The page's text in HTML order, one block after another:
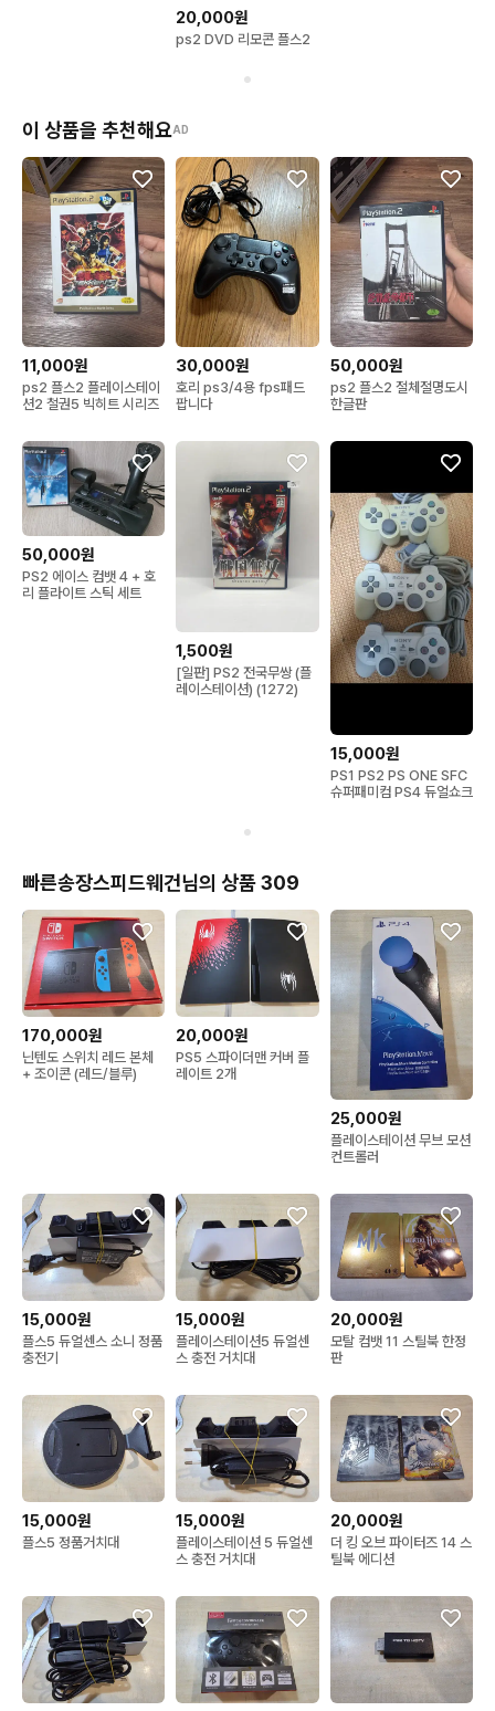
20,000원
ps2 DVD 리모콘 플스2
이 상품을 추천해요AD
11,000원
ps2 플스2 플레이스테이
션2 철권5 빅히트 시리즈
30,000원
호리 ps3/4용 fps패드
팝니다
50,000원
ps2 플스2 절체절명도시
한글판
50,000원
PS2 에이스 컴뱃 4 + 호
리 플라이트 스틱 세트
1,500원
[일판] PS2 전국무쌍 (플
레이스테이션) (1272)
15,000원
PS1 PS2 PS ONE SFC
슈퍼패미컴 PS4 듀얼쇼크
빠른송장스피드웨건님의 상품 309
170,000원
닌텐도 스위치 레드 본체
+ 조이콘 (레드/블루)
20,000원
PS5 스파이더맨 커버 플
레이트 2개
25,000원
플레이스테이션 무브 모션
컨트롤러
15,000원
플스5 듀얼센스 소니 정품
충전기
15,000원
플레이스테이션5 듀얼센
스 충전 거치대
20,000원
모탈 컴뱃 11 스틸북 한정
판
15,000원
플스5 정품거치대
15,000원
플레이스테이션 5 듀얼센
스 충전 거치대
20,000원
더 킹 오브 파이터즈 14 스
틸북 에디션